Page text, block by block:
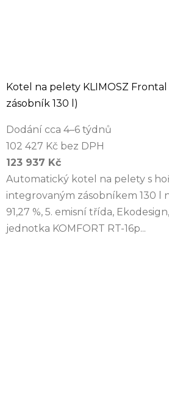
Kotel na pelety KLIMOSZ
zásobník 130 l)
Dodání cca 4–6 týdnů
102 427 Kč bez DPH
123 937 Kč
Automatický kotel na pelety s
integrovaným zásobníkem 130 l
91,27 %, 5. emisní třída,
jednotka KOMFORT RT-16p...